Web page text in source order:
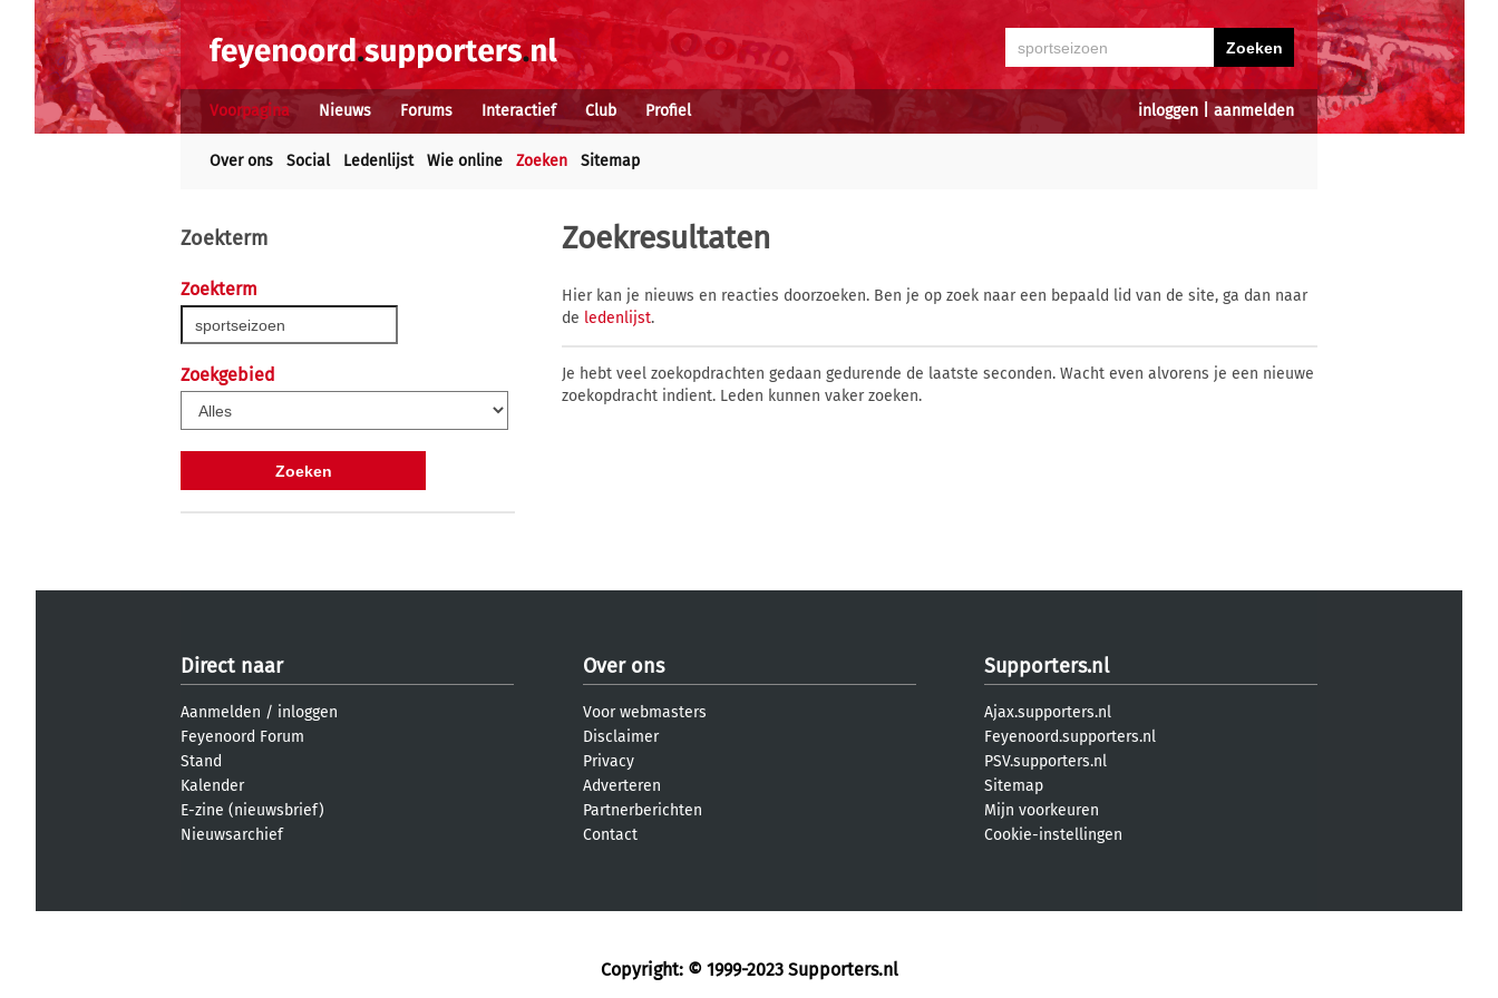
inloggen aanmelden
Voorpagina Nieuws Forums Interactief Club Profiel
Over ons Social Ledenlijst Wie online Zoeken Sitemap
Zoekterm
Zoekterm
Zoekgebied
Zoekresultaten
Hier kan je nieuws en reacties doorzoeken. Ben je op zoek naar een bepaald lid van de site, ga dan naar
de ledenlijst.
Je hebt veel zoekopdrachten gedaan gedurende de laatste seconden. Wacht even alvorens je een nieuwe
zoekopdracht indient. Leden kunnen vaker zoeken.
Direct naar
Aanmelden / inloggen
Feyenoord Forum
Stand
Kalender
E-zine (nieuwsbrief)
Nieuwsarchief
Over ons
Voor webmasters
Disclaimer
Privacy
Adverteren
Partnerberichten
Contact
Supporters.nl
Ajax.supporters.nl
Feyenoord.supporters.nl
PSV.supporters.nl
Sitemap
Mijn voorkeuren
Cookie-instellingen
Copyright: © 1999-2023 Supporters.nl